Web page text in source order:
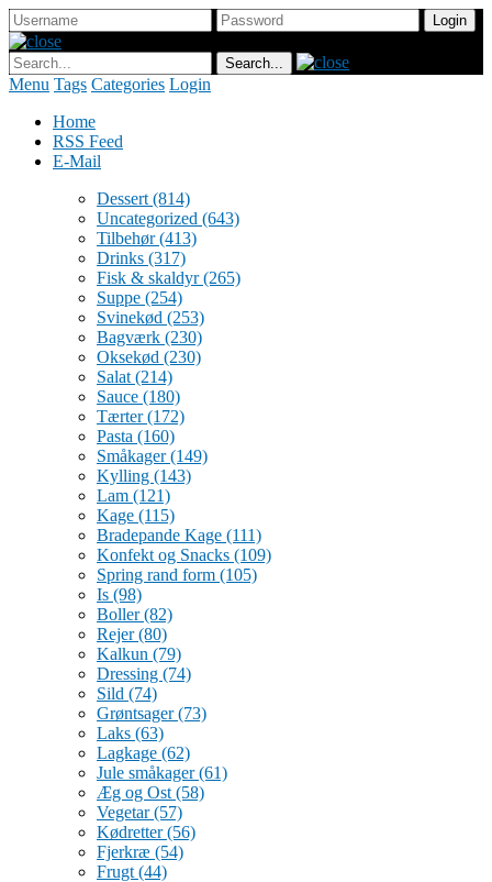
Menu Tags Categories Login
Home
RSS Feed
E-Mail
Dessert (814)
Uncategorized (643)
Tilbehør(413)
Drinks (317)
Fisk & skaldyr(265)
Suppe (254)
Svinekød (253)
Bagværk (230)
Oksekød (230)
Salat (214)
Sauce (180)
Tærter(172)
Pasta (160)
Småkager(149)
Kylling (143)
Lam (121)
Kage (115)
Bradepande Kage (111)
Konfekt og Snacks (109)
Spring rand form (105)
Is (98)
Boller(82)
Rejer(80)
Kalkun (79)
Dressing (74)
Sild (74)
Grøntsager(73)
Laks (63)
Lagkage (62)
Jule småkager(61)
Æg og Ost (58)
Vegetar(57)
Kødretter(56)
Fjerkræ (54)
Frugt (44)